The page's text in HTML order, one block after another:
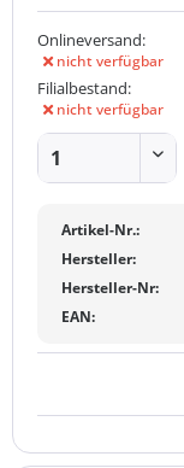
Onlineversand:
nicht verfügbar
Filialbestand:
nicht verfügbar
Artikel-Nr.:
Hersteller:
Hersteller-Nr:
EAN: